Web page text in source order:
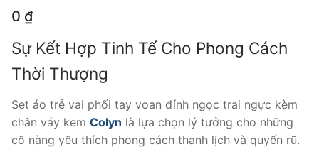
0 ₫
Sự Kết Hợp Tinh Tế Cho Phong Cách
Thời Thượng
Set áo trễ vai phối tay voan đính ngọc trai ngực kèm
chân váy kem Colyn là lựa chọn lý tưởng cho những
cô nàng yêu thích phong cách thanh lịch và quyến rũ.